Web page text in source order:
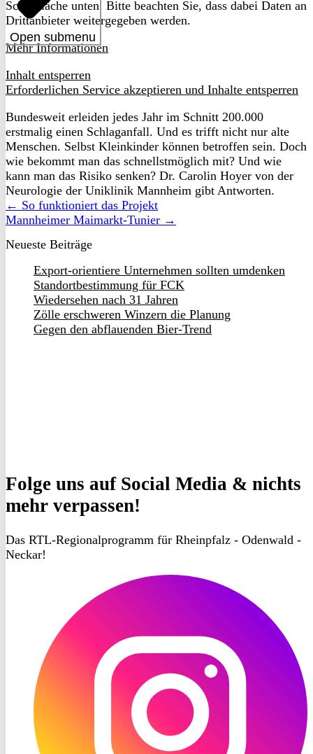
Open submenu
Schaltfläche unten. Bitte beachten Sie, dass dabei Daten an
Drittanbieter weitergegeben werden.
Mehr Informationen
Inhalt entsperren
Erforderlichen Service akzeptieren und Inhalte entsperren
Bundesweit erleiden jedes Jahr im Schnitt 200.000
erstmalig einen Schlaganfall. Und es trifft nicht nur alte
Menschen. Selbst Kleinkinder können betroffen sein. Doch
wie bekommt man das schnellstmöglich mit? Und wie
kann man das Risiko senken? Dr. Carolin Hoyer von der
Neurologie der Uniklinik Mannheim gibt Antworten.
← So funktioniert das Projekt
Mannheimer Maimarkt-Tunier →
Neueste Beiträge
Export-orientiere Unternehmen sollten umdenken
Standortbestimmung für FCK
Wiedersehen nach 31 Jahren
Zölle erschweren Winzern die Planung
Gegen den abflauenden Bier-Trend
Folge uns auf Social Media & nichts
mehr verpassen!
Das RTL-Regionalprogramm für Rheinpfalz - Odenwald -
Neckar!
Instagram